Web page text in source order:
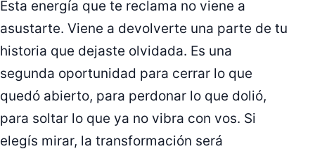
Esta energía que te reclama no viene a
asustarte. Viene a devolverte una parte de tu
historia que dejaste olvidada. Es una
segunda oportunidad para cerrar lo que
quedó abierto, para perdonar lo que dolió,
para soltar lo que ya no vibra con vos. Si
elegís mirar, la transformación será